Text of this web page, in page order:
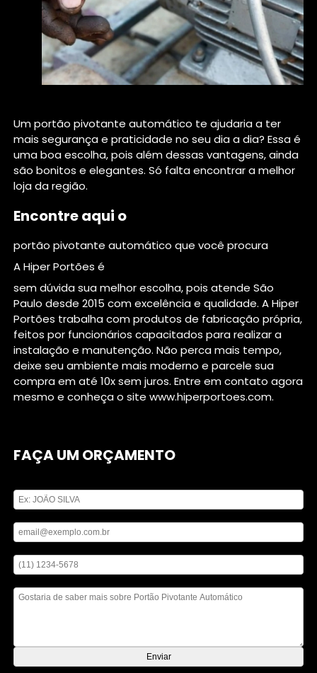
Um portão pivotante automático te ajudaria a ter
mais segurança e praticidade no seu dia a dia? Essa é
uma boa escolha, pois além dessas vantagens, ainda
são bonitos e elegantes. Só falta encontrar a melhor
loja da região.
Encontre aqui o
portão pivotante automático que você procura
A Hiper Portões é
sem dúvida sua melhor escolha, pois atende São
Paulo desde 2015 com excelência e qualidade. A Hiper
Portões trabalha com produtos de fabricação própria,
feitos por funcionários capacitados para realizar a
instalação e manutenção. Não perca mais tempo,
deixe seu ambiente mais moderno e parcele sua
compra em até 10x sem juros. Entre em contato agora
mesmo e conheça o site www.hiperportoes.com.
FAÇA UM ORÇAMENTO